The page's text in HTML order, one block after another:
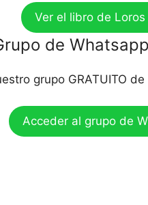
Ver el libro de
de
grupo GRATUITO
Acceder al grupo de